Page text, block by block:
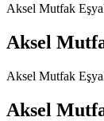
Aksel Mutfak
Aksel
Aksel Mutfak
Aksel